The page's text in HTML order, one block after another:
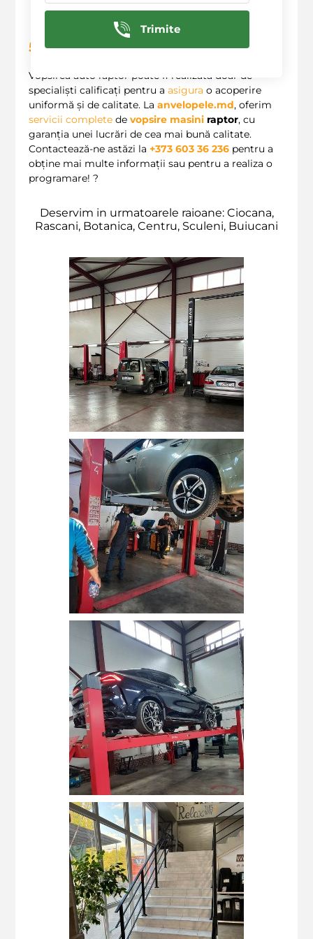
ca investiția să merite.
5 . Unde să te vopsești?
Vopsirea auto raptor poate fi realizată doar de
specialiști calificați pentru a asigura o acoperire
uniformă și de calitate. La anvelopele.md, oferim
servicii complete de vopsire masini raptor, cu
garanția unei lucrări de cea mai bună calitate.
Contactează-ne astăzi la +373 603 36 236 pentru a
obține mai multe informații sau pentru a realiza o
programare! ?
Deservim in urmatoarele raioane: Ciocana,
Rascani, Botanica, Centru, Sculeni, Buiucani
Trimite